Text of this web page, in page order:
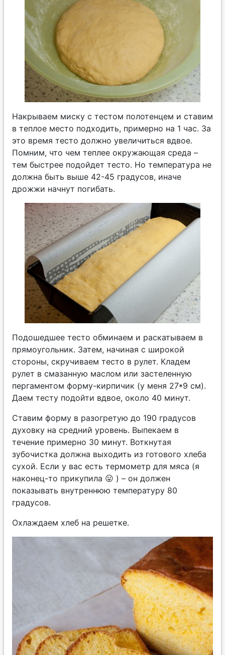
Накрываем миску с тестом полотенцем и ставим
в теплое место подходить, примерно на 1 час. За
это время тесто должно увеличиться вдвое.
Помним, что чем теплее окружающая среда –
тем быстрее подойдет тесто. Но температура не
должна быть выше 42-45 градусов, иначе
дрожжи начнут погибать.
Подошедшее тесто обминаем и раскатываем в
прямоугольник. Затем, начиная с широкой
стороны, скручиваем тесто в рулет. Кладем
рулет в смазанную маслом или застеленную
пергаментом форму-кирпичик (у меня 27*9 см).
Даем тесту подойти вдвое, около 40 минут.
Ставим форму в разогретую до 190 градусов
духовку на средний уровень. Выпекаем в
течение примерно 30 минут. Воткнутая
зубочистка должна выходить из готового хлеба
сухой. Если у вас есть термометр для мяса (я
наконец-то прикупила 😛 ) – он должен
показывать внутреннюю температуру 80
градусов.
Охлаждаем хлеб на решетке.